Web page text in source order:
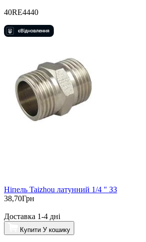
40RE4440
Ніпель Taizhou латунний 1/4 " ЗЗ
38,70Грн
Доставка 1-4 дні
Купити У кошику